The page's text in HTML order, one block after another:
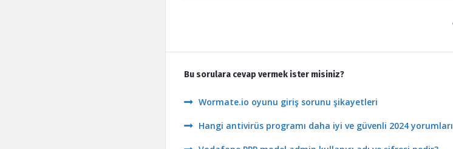
Bu sorulara cevap vermek ister misiniz?
Wormate.io oyunu giriş sorunu şikayetleri
Hangi antivirüs programı daha iyi ve güvenli 2024 yorumları